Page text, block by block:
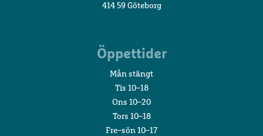
414 59 Göteborg
Öppettider
Mån stängt
Tis 10–18
Ons 10–20
Tors 10–18
Fre–sön 10–17